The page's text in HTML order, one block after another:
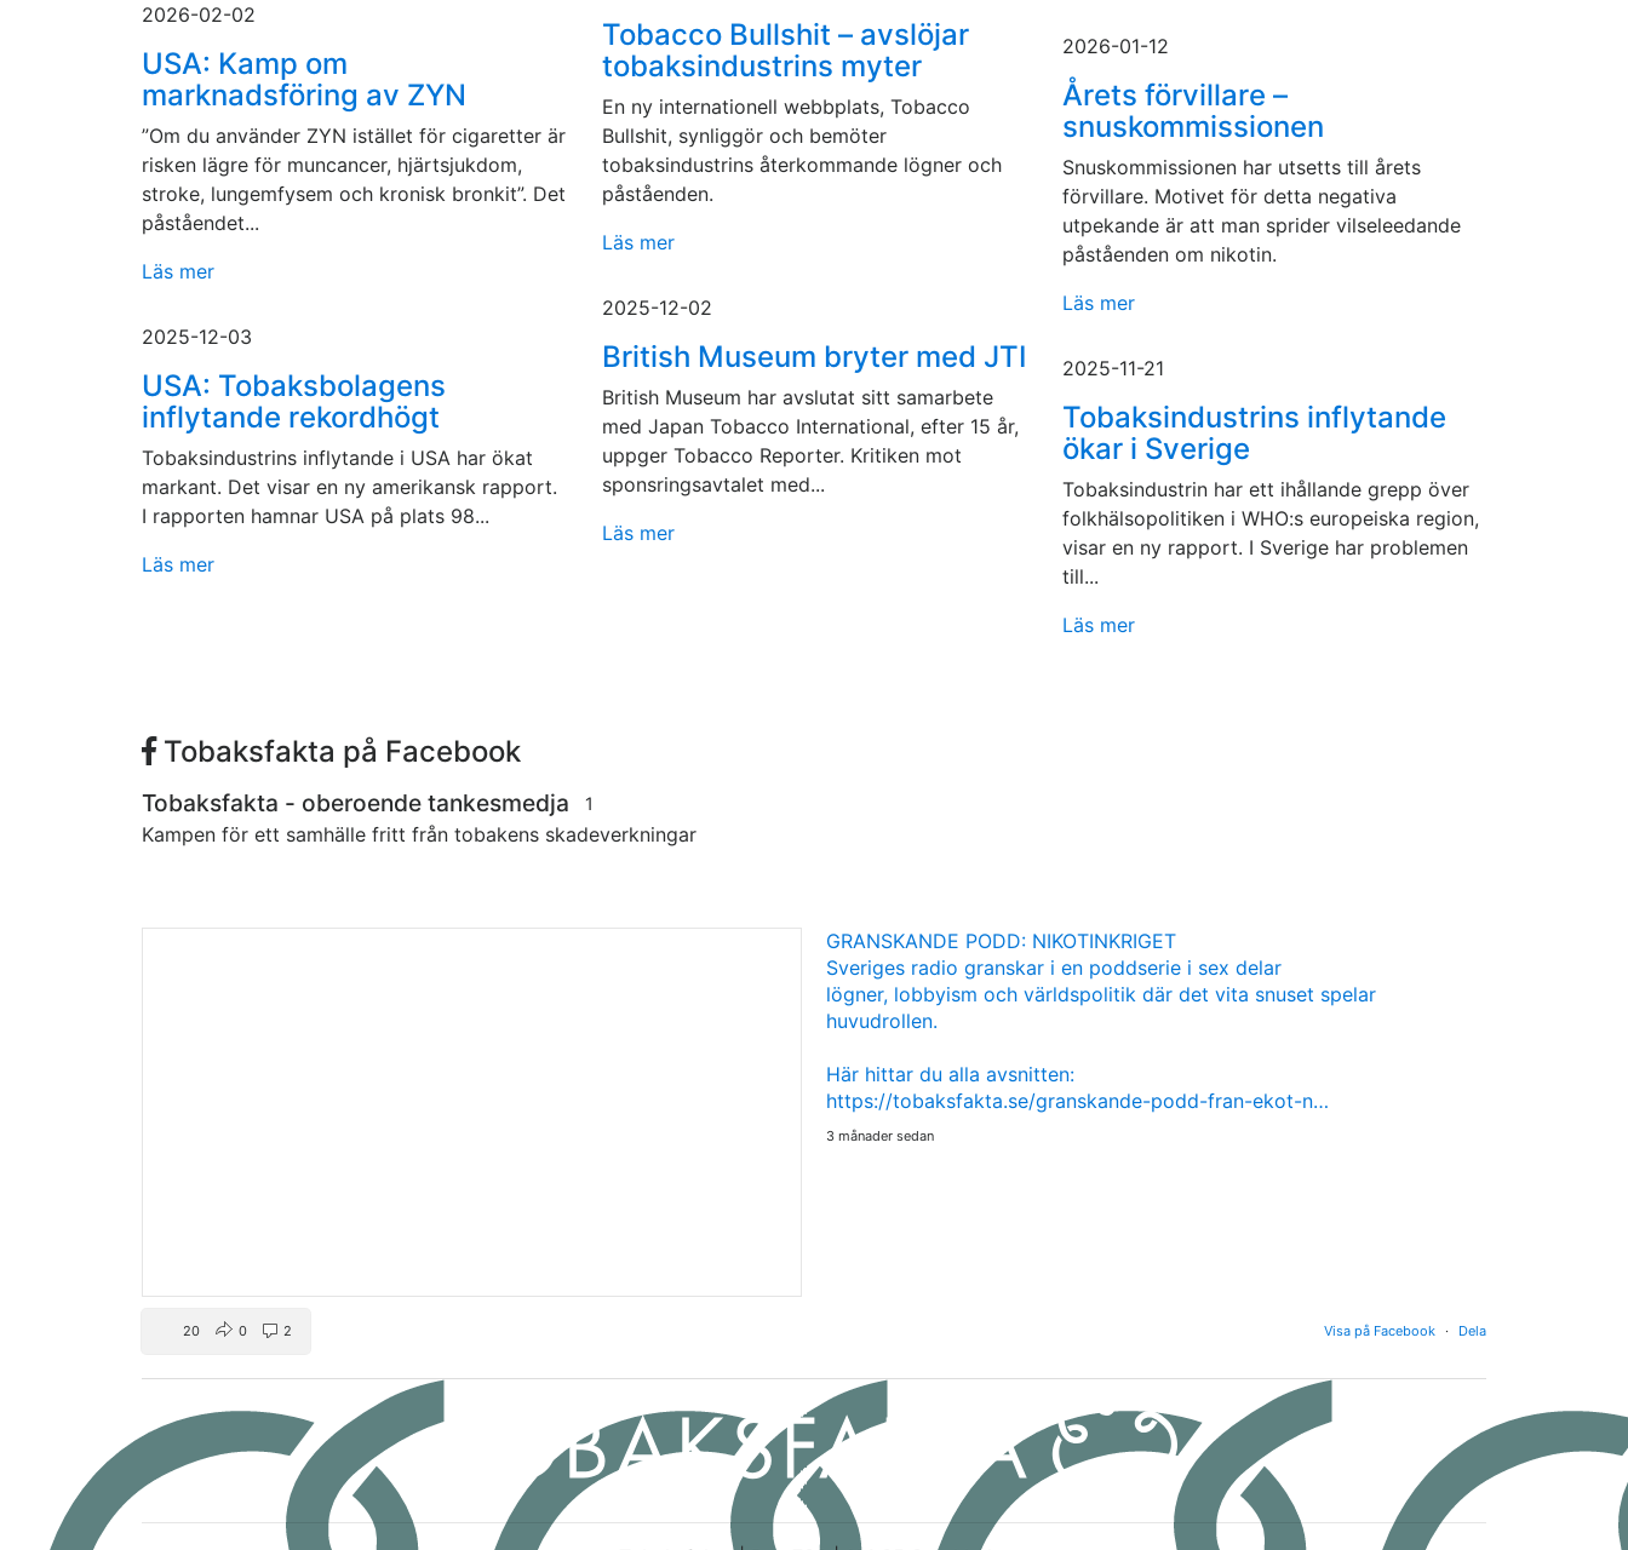
2026-02-02
USA: Kamp om
marknadsföring av ZYN
”Om du använder ZYN istället för cigaretter är
risken lägre för muncancer, hjärtsjukdom,
stroke, lungemfysem och kronisk bronkit”. Det
påståendet...
Läs mer
Tobacco Bullshit – avslöjar
tobaksindustrins myter
En ny internationell webbplats, Tobacco
Bullshit, synliggör och bemöter
tobaksindustrins återkommande lögner och
påståenden.
Läs mer
2026-01-12
Årets förvillare –
snuskommissionen
Snuskommissionen har utsetts till årets
förvillare. Motivet för detta negativa
utpekande är att man sprider vilseleedande
påståenden om nikotin.
Läs mer
2025-12-03
USA: Tobaksbolagens
inflytande rekordhögt
Tobaksindustrins inflytande i USA har ökat
markant. Det visar en ny amerikansk rapport.
I rapporten hamnar USA på plats 98...
Läs mer
2025-12-02
British Museum bryter med JTI
British Museum har avslutat sitt samarbete
med Japan Tobacco International, efter 15 år,
uppger Tobacco Reporter. Kritiken mot
sponsringsavtalet med...
Läs mer
2025-11-21
Tobaksindustrins inflytande
ökar i Sverige
Tobaksindustrin har ett ihållande grepp över
folkhälsopolitiken i WHO:s europeiska region,
visar en ny rapport. I Sverige har problemen
till...
Läs mer
Tobaksfakta på Facebook
Tobaksfakta - oberoende tankesmedja 1
Kampen för ett samhälle fritt från tobakens skadeverkningar
GRANSKANDE PODD: NIKOTINKRIGET
Sveriges radio granskar i en poddserie i sex delar
lögner, lobbyism och världspolitik där det vita snuset spelar
huvudrollen.
Här hittar du alla avsnitten:
https://tobaksfakta.se/granskande-podd-fran-ekot-n…
3 månader sedan
Visa på Facebook · Dela
20 0 2